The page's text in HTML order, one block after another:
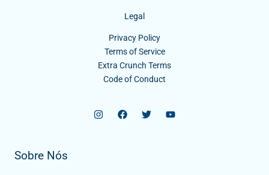
Legal
Privacy Policy
Terms of Service
Extra Crunch Terms
Code of Conduct
Sobre Nós